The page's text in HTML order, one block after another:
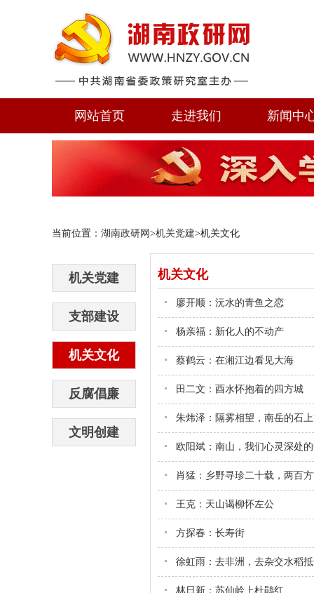
网站首页 走进我们 新闻中
当前位置： 湖南政研网 >机关党建>机关文化
机关党建
支部建设
机关文化
反腐倡廉
文明创建
机关文化
廖开顺：沅水的青鱼之恋
杨亲福：新化人的不动产
蔡鹤云：在湘江边看见大海
田二文：酉水怀抱着的四方城
朱炜泽：隔雾相望，南岳的石上
欧阳斌：南山，我们心灵深处
肖猛：乡野寻珍二十载，两百
王克：天山谒柳怀左公
方探春：长寿街
徐虹雨：去非洲，去杂交水稻
林日新：苏仙岭上杜鹃红